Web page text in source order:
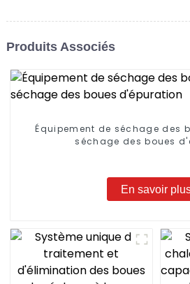
Produits Associés
Équipement de séchage des
séchage des boues
En savoir